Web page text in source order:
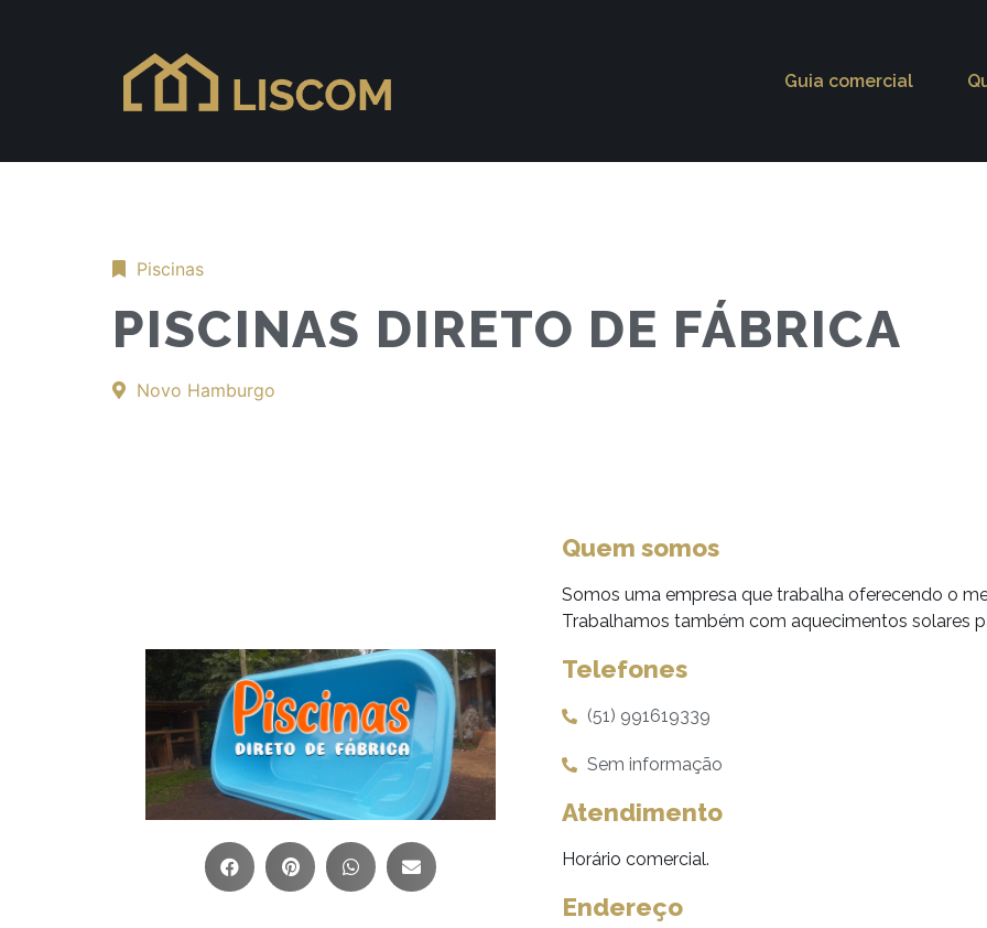
Guia comercial
Piscinas
PISCINAS DIRETO DE FÁBRICA
Novo Hamburgo
Quem somos
Somos uma empresa que trabalha oferecendo o
Trabalhamos também com aquecimentos solares
Telefones
(51) 991619339
Sem informação
Atendimento
Horário comercial.
Endereço